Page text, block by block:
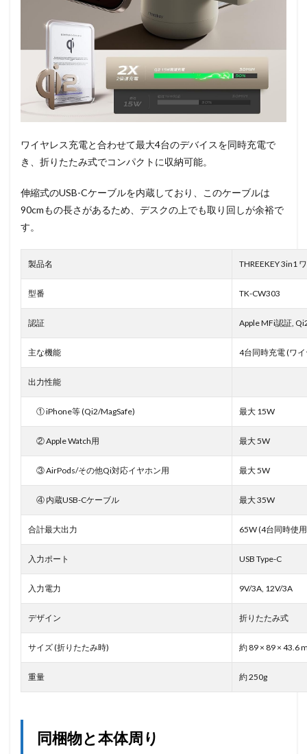
ワイヤレス充電と合わせて最大4台のデバイスを同時充電で
き、折りたたみ式でコンパクトに収納可能。
伸縮式のUSB-Cケーブルを内蔵しており、このケーブルは
90cmもの長さがあるため、デスクの上でも取り回しが余裕で
す。
製品名 THREEKEY 3in1
型番 TK-CW303
認証 Apple MFi認証,
主な機能 4台同時充電 (ワ
出力性能
① iPhone等 (Qi2/MagSafe) 最大 15W
② Apple Watch用 最大 5W
③ AirPods/その他Qi対応イヤホン用 最大 5W
④ 内蔵USB-Cケーブル 最大 35W
合計最大出力 65W (4台同時使
入力ポート USB Type-C
入力電力 9V/3A, 12V/3A
デザイン 折りたたみ式
サイズ (折りたたみ時) 約 89 × 89 × 43.6
重量 約 250g
同梱物と本体周り